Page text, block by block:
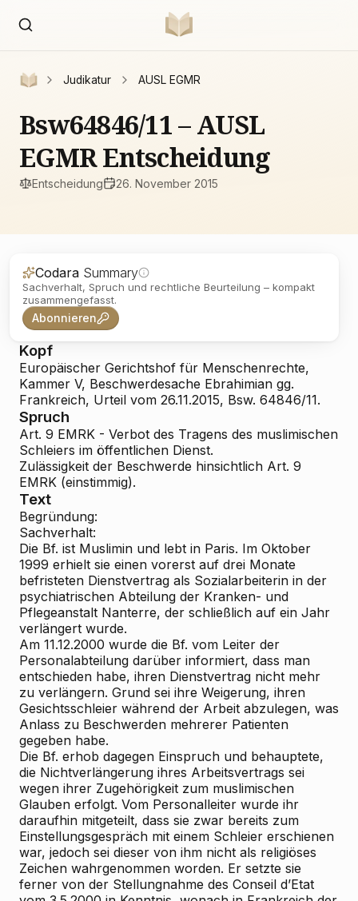
Judikatur AUSL EGMR
Bsw64846/11 – AUSL
EGMR Entscheidung
Entscheidung 26. November 2015
Codara Summary
Sachverhalt, Spruch und rechtliche Beurteilung – kompakt
zusammengefasst.
Abonnieren
Kopf
Europäischer Gerichtshof für Menschenrechte,
Kammer V, Beschwerdesache Ebrahimian gg.
Frankreich, Urteil vom 26.11.2015, Bsw. 64846/11.
Spruch
Art. 9 EMRK - Verbot des Tragens des muslimischen
Schleiers im öffentlichen Dienst.
Zulässigkeit der Beschwerde hinsichtlich Art. 9
EMRK (einstimmig).
Text
Begründung:
Sachverhalt:
Die Bf. ist Muslimin und lebt in Paris. Im Oktober
1999 erhielt sie einen vorerst auf drei Monate
befristeten Dienstvertrag als Sozialarbeiterin in der
psychiatrischen Abteilung der Kranken- und
Pflegeanstalt Nanterre, der schließlich auf ein Jahr
verlängert wurde.
Am 11.12.2000 wurde die Bf. vom Leiter der
Personalabteilung darüber informiert, dass man
entschieden habe, ihren Dienstvertrag nicht mehr
zu verlängern. Grund sei ihre Weigerung, ihren
Gesichtsschleier während der Arbeit abzulegen, was
Anlass zu Beschwerden mehrerer Patienten
gegeben habe.
Die Bf. erhob dagegen Einspruch und behauptete,
die Nichtverlängerung ihres Arbeitsvertrags sei
wegen ihrer Zugehörigkeit zum muslimischen
Glauben erfolgt. Vom Personalleiter wurde ihr
daraufhin mitgeteilt, dass sie zwar bereits zum
Einstellungsgespräch mit einem Schleier erschienen
war, jedoch sei dieser von ihm nicht als religiöses
Zeichen wahrgenommen worden. Er setzte sie
ferner von der Stellungnahme des Conseil d’Etat